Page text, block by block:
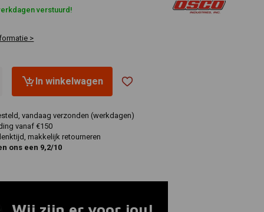
verstuurd!
>
In winkelwagen
vandaag verzonden (werkdagen)
vanaf €150
makkelijk retourneren
ons een 9,2/10